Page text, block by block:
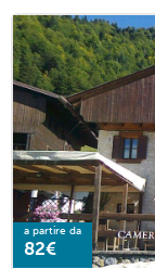
a partire da
82€